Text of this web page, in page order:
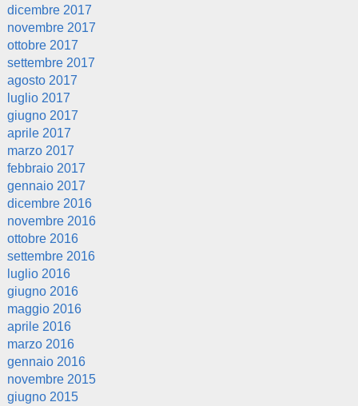
dicembre 2017
novembre 2017
ottobre 2017
settembre 2017
agosto 2017
luglio 2017
giugno 2017
aprile 2017
marzo 2017
febbraio 2017
gennaio 2017
dicembre 2016
novembre 2016
ottobre 2016
settembre 2016
luglio 2016
giugno 2016
maggio 2016
aprile 2016
marzo 2016
gennaio 2016
novembre 2015
giugno 2015